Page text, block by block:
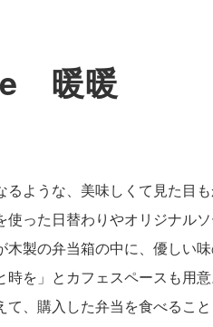
暖暖
ような、美味しくて見た目
使った日替わりやオリジナル
製の弁当箱の中に、優しい
を」とカフェスペースも用
、購入した弁当を食べること